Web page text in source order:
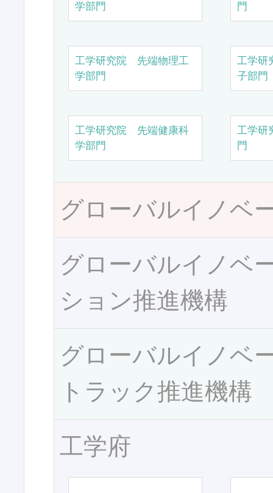
学部門
門
工学研究院 先端物理工
学部門
工学研
子部門
工学研究院 先端健康科
学部門
工学研
門
グローバルイノベ
グローバルイノベ
ション推進機構
グローバルイノベ
トラック推進機構
工学府